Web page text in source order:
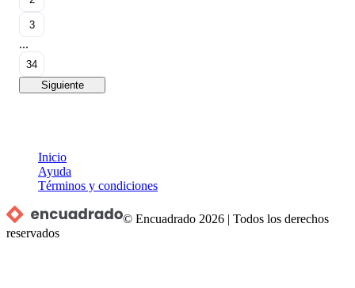
3
...
34
Siguiente
Inicio
Ayuda
Términos y condiciones
© Encuadrado 2026 |Todos los derechos
reservados